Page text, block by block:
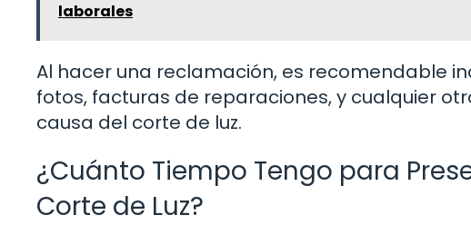
laborales
Al hacer una reclamación, es recomendable
fotos, facturas de reparaciones, y cualquier
causa del corte de luz.
¿Cuánto Tiempo Tengo para
Corte de Luz?